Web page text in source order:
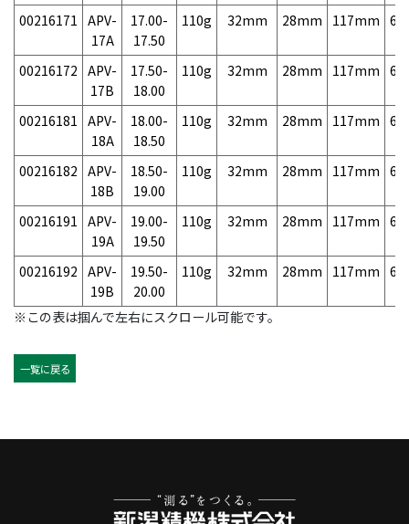
00216171 APV-
17A
17.00-
17.50
110g 32mm 28mm 117mm
00216172 APV-
17B
17.50-
18.00
110g 32mm 28mm 117mm
00216181 APV-
18A
18.00-
18.50
110g 32mm 28mm 117mm
00216182 APV-
18B
18.50-
19.00
110g 32mm 28mm 117mm
00216191 APV-
19A
19.00-
19.50
110g 32mm 28mm 117mm
00216192 APV-
19B
19.50-
20.00
110g 32mm 28mm 117mm
※この表は掴んで左右にスクロール可能です。
一覧に戻る